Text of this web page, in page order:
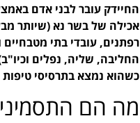
החיידק עובר לבני אדם
אכילה של בשר נא (שיותר
רפתנים, עובדי בתי
החליבה, שליה, נפלים
כשהוא נמצא בתרסיסי טיפות
מה הם